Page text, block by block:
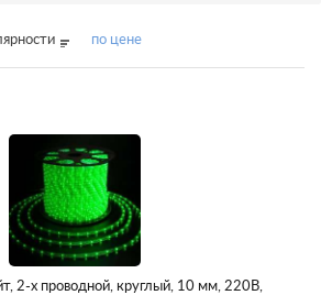
по цене
2-х проводной, круглый, 10 мм, 220В,